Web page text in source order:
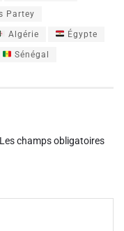
Partey
Algérie Égypte
Sénégal
Les champs obligatoires